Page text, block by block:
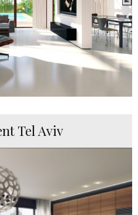
Tel Aviv